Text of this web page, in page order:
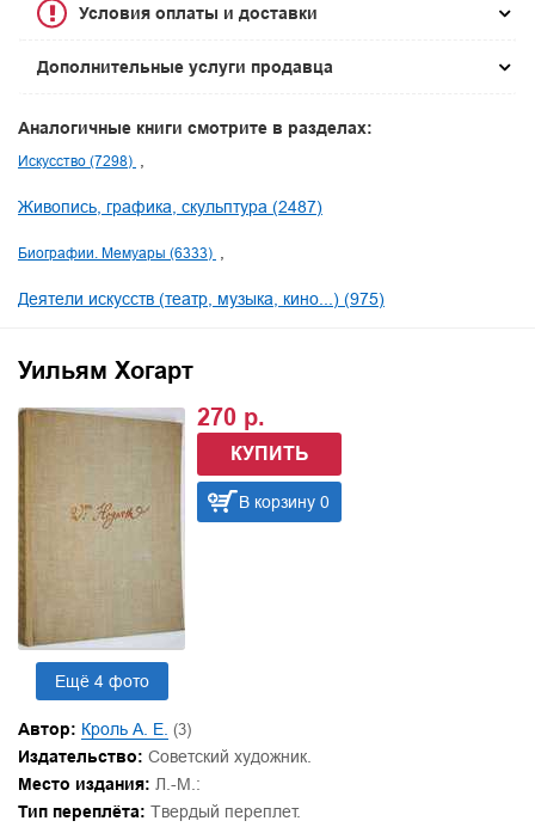
Условия оплаты и доставки
Дополнительные услуги продавца
Аналогичные книги смотрите в разделах:
Искусство (7298)
Живопись, графика, скульптура (2487)
Биографии. Мемуары (6333)
Деятели искусств (театр, музыка, кино...) (975)
Уильям Хогарт
Ещё 4 фото
270 р.
КУПИТЬ
В корзину 0
Автор: Кроль А. Е. (3)
Издательство: Советский художник.
Место издания: Л.-М.:
Тип переплёта: Твердый переплет.